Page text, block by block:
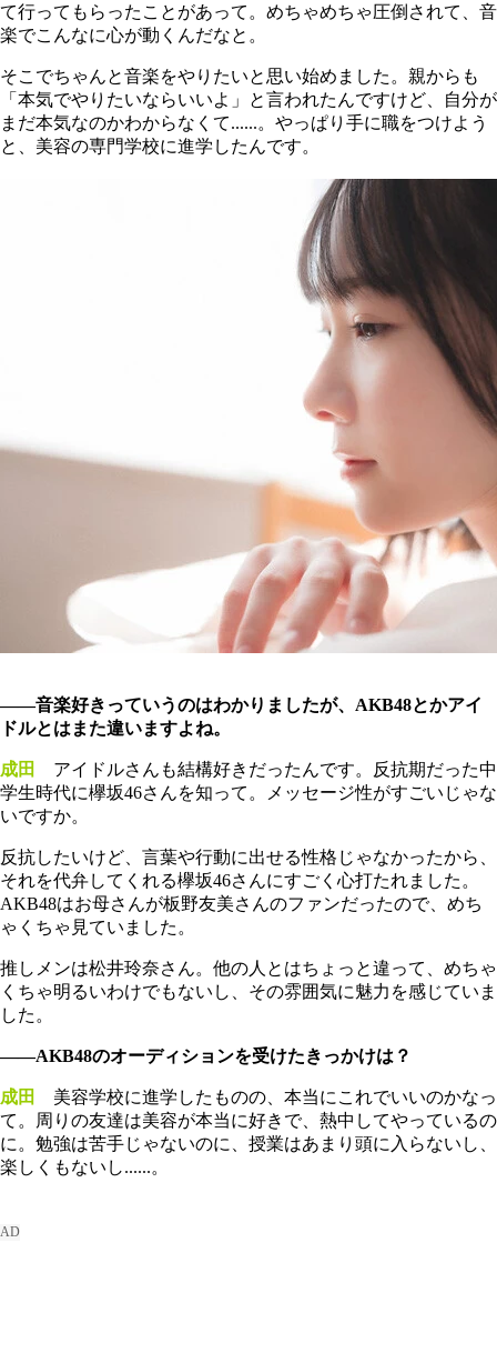
て行ってもらったことがあって。めちゃめちゃ圧倒されて、音
楽でこんなに心が動くんだなと。
そこでちゃんと音楽をやりたいと思い始めました。親からも
「本気でやりたいならいいよ」と言われたんですけど、自分が
まだ本気なのかわからなくて......。やっぱり手に職をつけよう
と、美容の専門学校に進学したんです。
――音楽好きっていうのはわかりましたが、AKB48とかアイ
ドルとはまた違いますよね。
成田
アイドルさんも結構好きだったんです。反抗期だった中
学生時代に欅坂46さんを知って。メッセージ性がすごいじゃな
いですか。
反抗したいけど、言葉や行動に出せる性格じゃなかったから、
それを代弁してくれる欅坂46さんにすごく心打たれました。
AKB48はお母さんが板野友美さんのファンだったので、めち
ゃくちゃ見ていました。
推しメンは松井玲奈さん。他の人とはちょっと違って、めちゃ
くちゃ明るいわけでもないし、その雰囲気に魅力を感じていま
した。
――AKB48のオーディションを受けたきっかけは？
成田
美容学校に進学したものの、本当にこれでいいのかなっ
て。周りの友達は美容が本当に好きで、熱中してやっているの
に。勉強は苦手じゃないのに、授業はあまり頭に入らないし、
楽しくもないし......。